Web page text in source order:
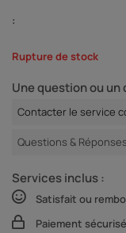
:
Rupture de stock
Une question ou un
Contacter le service
Questions & Réponses
Services inclus :
Satisfait ou
Paiement sécurisé